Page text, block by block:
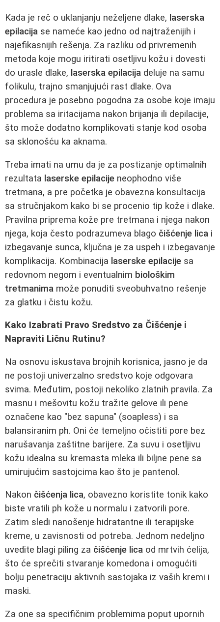
Kada je reč o uklanjanju neželjene dlake, laserska
epilacija se nameće kao jedno od najtraženijih i
najefikasnijih rešenja. Za razliku od privremenih
metoda koje mogu iritirati osetljivu kožu i dovesti
do urasle dlake, laserska epilacija deluje na samu
folikulu, trajno smanjujući rast dlake. Ova
procedura je posebno pogodna za osobe koje imaju
problema sa iritacijama nakon brijanja ili depilacije,
što može dodatno komplikovati stanje kod osoba
sa sklonošću ka aknama.
Treba imati na umu da je za postizanje optimalnih
rezultata laserske epilacije neophodno više
tretmana, a pre početka je obavezna konsultacija
sa stručnjakom kako bi se procenio tip kože i dlake.
Pravilna priprema kože pre tretmana i njega nakon
njega, koja često podrazumeva blago čišćenje lica i
izbegavanje sunca, ključna je za uspeh i izbegavanje
komplikacija. Kombinacija laserske epilacije sa
redovnom negom i eventualnim biološkim
tretmanima može ponuditi sveobuhvatno rešenje
za glatku i čistu kožu.
Kako Izabrati Pravo Sredstvo za Čišćenje i
Napraviti Ličnu Rutinu?
Na osnovu iskustava brojnih korisnica, jasno je da
ne postoji univerzalno sredstvo koje odgovara
svima. Međutim, postoji nekoliko zlatnih pravila. Za
masnu i mešovitu kožu tražite gelove ili pene
označene kao "bez sapuna" (soapless) i sa
balansiranim ph. Oni će temeljno očistiti pore bez
narušavanja zaštitne barijere. Za suvu i osetljivu
kožu idealna su kremasta mleka ili biljne pene sa
umirujućim sastojcima kao što je pantenol.
Nakon čišćenja lica, obavezno koristite tonik kako
biste vratili ph kože u normalu i zatvorili pore.
Zatim sledi nanošenje hidratantne ili terapijske
kreme, u zavisnosti od potreba. Jednom nedeljno
uvedite blagi piling za čišćenje lica od mrtvih ćelija,
što će sprečiti stvaranje komedona i omogućiti
bolju penetraciju aktivnih sastojaka iz vaših kremi i
maski.
Za one sa specifičnim problemima poput upornih